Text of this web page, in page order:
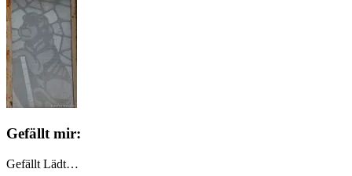
Gefällt mir:
Gefällt Lädt…